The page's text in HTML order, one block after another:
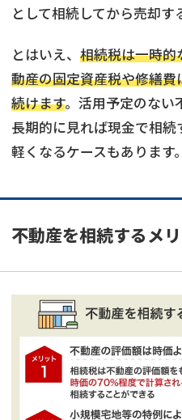
として相続してから売却す
とはいえ、 相続税は一時的
動産の固定資産税や修繕
続けます。活用予定のない
長期的に見れば現金で相
軽くなるケースもあります。
不動産を相続するメ